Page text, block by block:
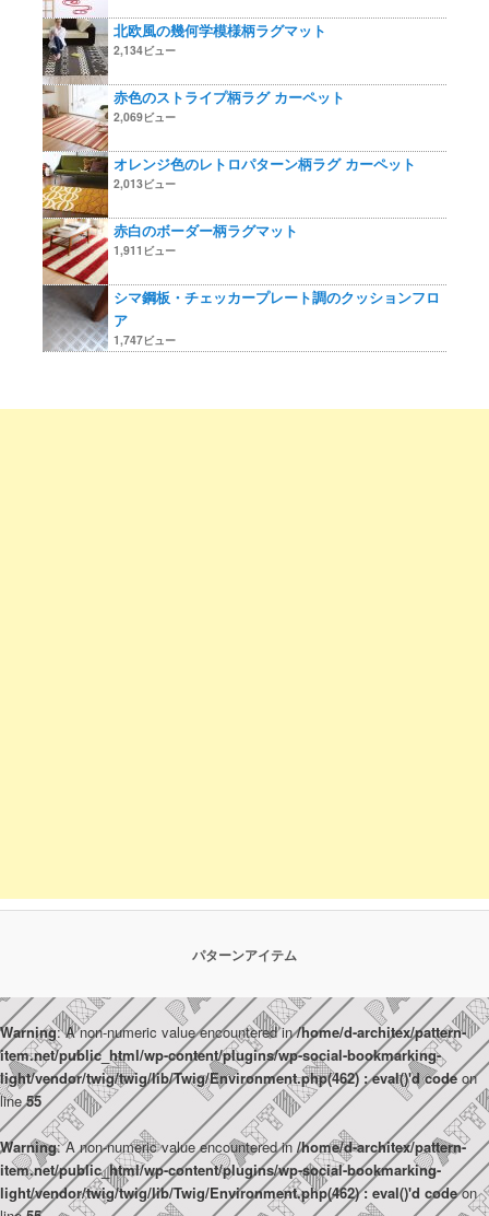
北欧風の幾何学模様柄ラグマット
2,134ビュー
赤色のストライプ柄ラグ カーペット
2,069ビュー
オレンジ色のレトロパターン柄ラグ カーペット
2,013ビュー
赤白のボーダー柄ラグマット
1,911ビュー
シマ鋼板・チェッカープレート調のクッションフロ
ア
1,747ビュー
パターンアイテム
Warning: A non-numeric value encountered in/home/d-architex/pattern-
item.net/public_html/wp-content/plugins/wp-social-bookmarking-
light/vendor/twig/twig/lib/Twig/Environment.php(462) : eval()'d codeon
line55
Warning: A non-numeric value encountered in /home/d-architex/pattern-
item.net/public_html/wp-content/plugins/wp-social-bookmarking-
light/vendor/twig/twig/lib/Twig/Environment.php(462) : eval()'d codeon